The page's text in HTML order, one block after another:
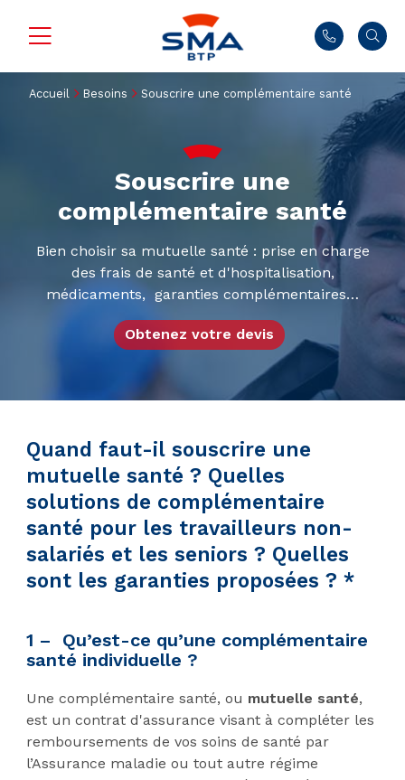
Accueil Besoins Souscrire une complémentaire santé
Souscrire une
complémentaire santé
Bien choisir sa mutuelle santé : prise en charge
des frais de santé et d'hospitalisation,
médicaments, garanties complémentaires…
Obtenez votre devis
Quand faut-il souscrire une
mutuelle santé ? Quelles
solutions de complémentaire
santé pour les travailleurs non-
salariés et les seniors ? Quelles
sont les garanties proposées ? *
1 – Qu’est-ce qu’une complémentaire
santé individuelle ?
Une complémentaire santé, ou mutuelle santé,
est un contrat d'assurance visant à compléter les
remboursements de vos soins de santé par
l’Assurance maladie ou tout autre régime